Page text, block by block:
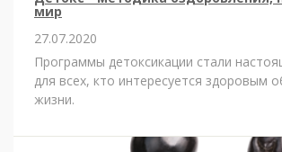
мир
27.07.2020
Программы детоксикации стали
для всех, кто интересуется здоровым
жизни.